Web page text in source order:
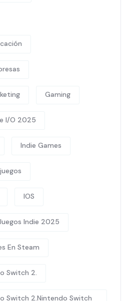
Gaming
I/O 2025
Indie Games
IOS
Indie 2025
En Steam
Switch 2.
Switch 2.Nintendo Switch